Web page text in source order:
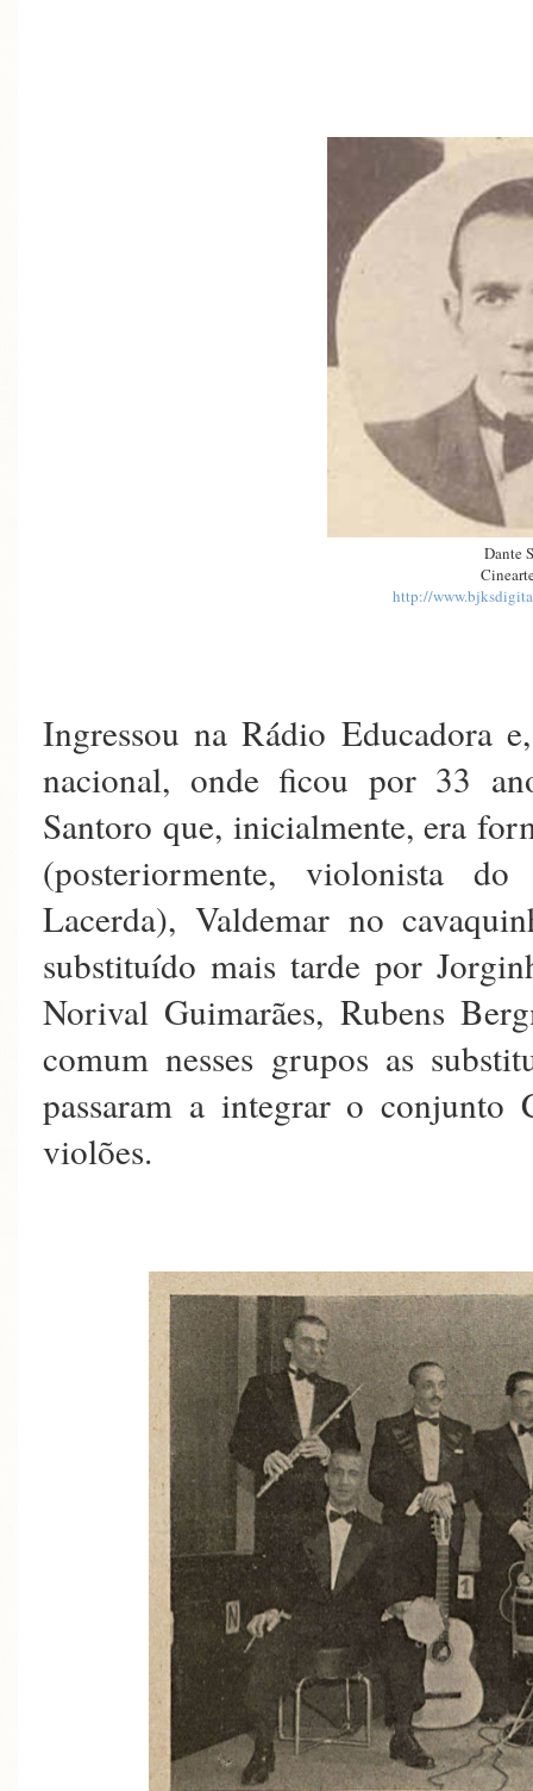
Dante
http://
Ingressou na Rádio Educadora
nacional, onde ficou por 33
Santoro que, inicialmente, era
(posteriormente, violonista
Lacerda), Valdemar no
substituído mais tarde por
Norival Guimarães, Rubens
comum nesses grupos as
passaram a integrar o conjunto
violões.